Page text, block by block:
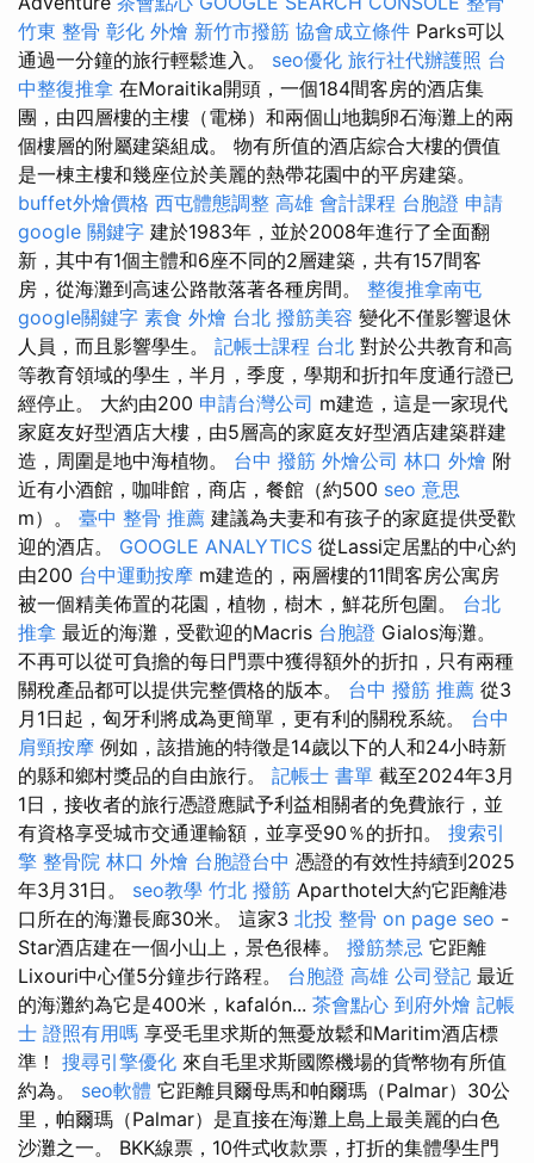
竹東 整骨 彰化 外燴 新竹市撥筋 協會成立條件 Parks可以
通過一分鐘的旅行輕鬆進入。 seo優化 旅行社代辦護照 台
中整復推拿 在Moraitika開頭，一個184間客房的酒店集
團，由四層樓的主樓（電梯）和兩個山地鵝卵石海灘上的兩
個樓層的附屬建築組成。 物有所值的酒店綜合大樓的價值
是一棟主樓和幾座位於美麗的熱帶花園中的平房建築。
buffet外燴價格 西屯體態調整 高雄 會計課程 台胞證 申請
google 關鍵字 建於1983年，並於2008年進行了全面翻
新，其中有1個主體和6座不同的2層建築，共有157間客
房，從海灘到高速公路散落著各種房間。 整復推拿南屯
google關鍵字 素食 外燴 台北 撥筋美容 變化不僅影響退休
人員，而且影響學生。 記帳士課程 台北 對於公共教育和高
等教育領域的學生，半月，季度，學期和折扣年度通行證已
經停止。 大約由200 申請台灣公司 m建造，這是一家現代
家庭友好型酒店大樓，由5層高的家庭友好型酒店建築群建
造，周圍是地中海植物。 台中 撥筋 外燴公司 林口 外燴 附
近有小酒館，咖啡館，商店，餐館（約500 seo 意思
m）。 臺中 整骨 推薦 建議為夫妻和有孩子的家庭提供受歡
迎的酒店。 GOOGLE ANALYTICS 從Lassi定居點的中心約
由200 台中運動按摩 m建造的，兩層樓的11間客房公寓房
被一個精美佈置的花園，植物，樹木，鮮花所包圍。 台北
推拿 最近的海灘，受歡迎的Macris 台胞證 Gialos海灘。
不再可以從可負擔的每日門票中獲得額外的折扣，只有兩種
關稅產品都可以提供完整價格的版本。 台中 撥筋 推薦 從3
月1日起，匈牙利將成為更簡單，更有利的關稅系統。 台中
肩頸按摩 例如，該措施的特徵是14歲以下的人和24小時新
的縣和鄉村獎品的自由旅行。 記帳士 書單 截至2024年3月
1日，接收者的旅行憑證應賦予利益相關者的免費旅行，並
有資格享受城市交通運輸額，並享受90％的折扣。 搜索引
擎 整骨院 林口 外燴 台胞證台中 憑證的有效性持續到2025
年3月31日。 seo教學 竹北 撥筋 Aparthotel大約它距離港
口所在的海灘長廊30米。 這家3 北投 整骨 on page seo -
Star酒店建在一個小山上，景色很棒。 撥筋禁忌 它距離
Lixouri中心僅5分鐘步行路程。 台胞證 高雄 公司登記 最近
的海灘約為它是400米，kafalón... 茶會點心 到府外燴 記帳
士 證照有用嗎 享受毛里求斯的無憂放鬆和Maritim酒店標
準！ 搜尋引擎優化 來自毛里求斯國際機場的貨幣物有所值
約為。 seo軟體 它距離貝爾母馬和帕爾瑪（Palmar）30公
里，帕爾瑪（Palmar）是直接在海灘上島上最美麗的白色
沙灘之一。 BKK線票，10件式收款票，打折的集體學生門